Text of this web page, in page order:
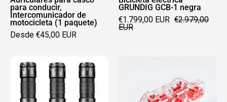
paquete)
para conducir,
Intercomunicador de
motocicleta (1 paquete)
Desde €45,00 EUR
GRUNDIG GCB-1 negra
€1.799,00 EUR €2.979,00
EUR
Linterna
profesional
LED
Grundig
BCC-
L001